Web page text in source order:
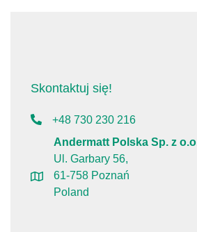
Skontaktuj się!
+48 730 230 216
Andermatt Polska Sp. z o.o.
Ul. Garbary 56,
61-758 Poznań
Poland